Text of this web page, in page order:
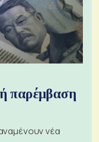
παρέμβαση
νέα